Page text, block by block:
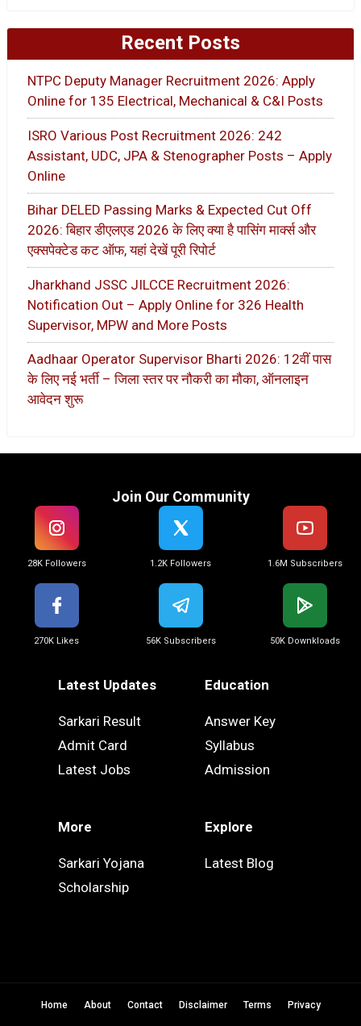
Recent Posts
NTPC Deputy Manager Recruitment 2026: Apply
Online for 135 Electrical, Mechanical & C&I Posts
ISRO Various Post Recruitment 2026: 242
Assistant, UDC, JPA & Stenographer Posts – Apply
Online
Bihar DELED Passing Marks & Expected Cut Off
2026: बिहार डीएलएड 2026 के लिए क्या है पासिंग मार्क्स और
एक्सपेक्टेड कट ऑफ, यहां देखें पूरी रिपोर्ट
Jharkhand JSSC JILCCE Recruitment 2026:
Notification Out – Apply Online for 326 Health
Supervisor, MPW and More Posts
Aadhaar Operator Supervisor Bharti 2026: 12वीं पास
के लिए नई भर्ती – जिला स्तर पर नौकरी का मौका, ऑनलाइन
आवेदन शुरू
Join Our Community
28K Followers 1.2K Followers 1.6M Subscribers
270K Likes 56K Subscribers 50K Downkloads
Latest Updates
Sarkari Result
Admit Card
Latest Jobs
Education
Answer Key
Syllabus
Admission
More
Sarkari Yojana
Scholarship
Explore
Latest Blog
Home About Contact Disclaimer Terms Privacy